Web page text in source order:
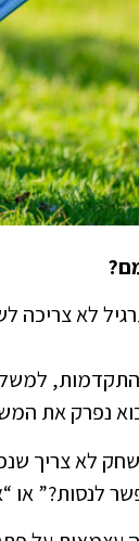
לא צריכה
נפרק את
לא צריך
לנסות?” או